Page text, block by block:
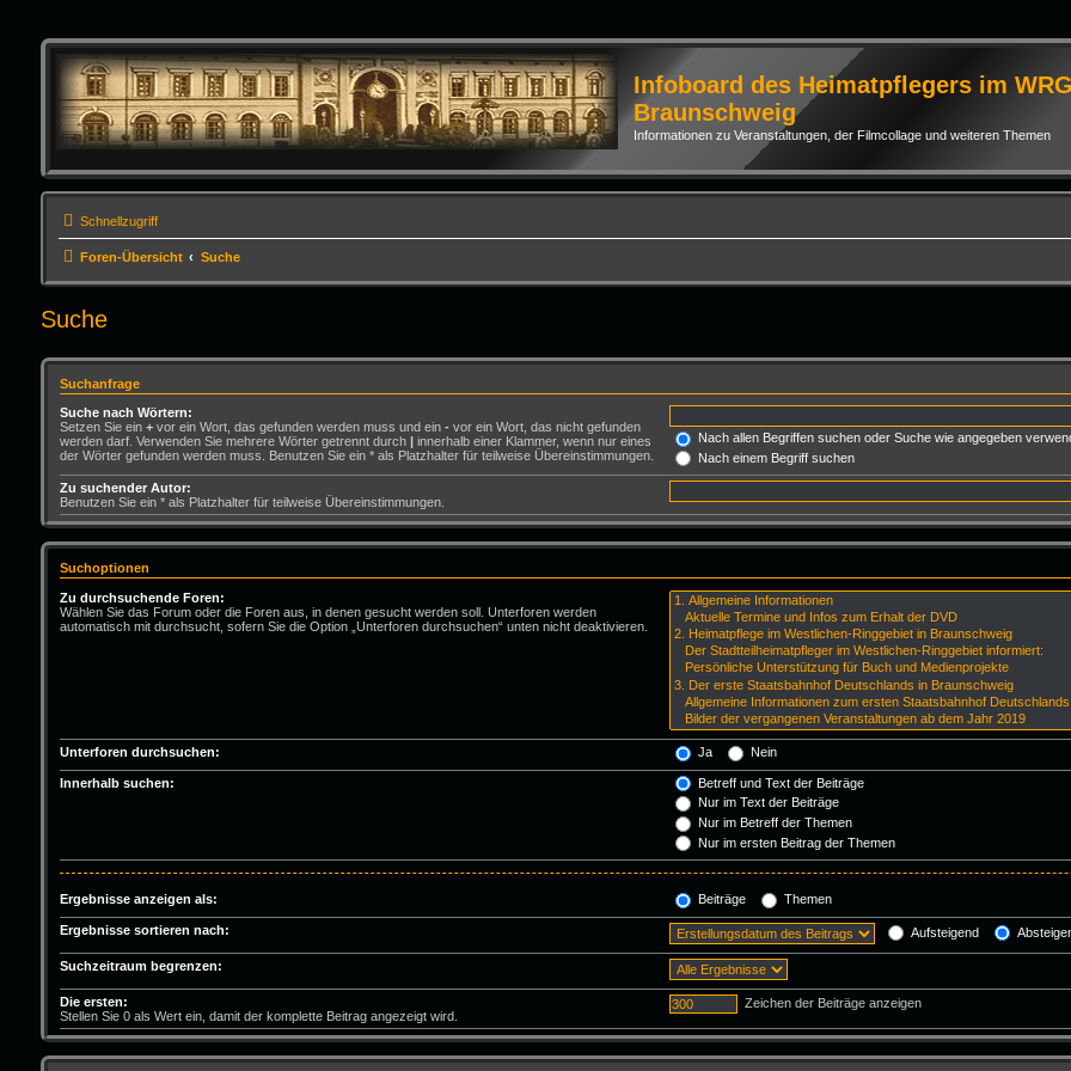
Infoboard des Heimatpflegers im
Braunschweig
Informationen zu Veranstaltungen, der Filmcollage und weiteren Themen
Schnellzugriff
Foren-Übersicht Suche
Suche
Suchanfrage
Suche nach Wörtern:
Setzen Sie ein +vor ein Wort, das gefunden werden muss und ein -vor ein Wort, das nicht gefunden
werden darf. Verwenden Sie mehrere Wörter getrennt durch |innerhalb einer Klammer, wenn nur eines
der Wörter gefunden werden muss. Benutzen Sie ein * als Platzhalter für teilweise Übereinstimmungen.
Nach allen Begriffen suchen oder Suche wie angegeben
Nach einem Begriff suchen
Zu suchender Autor:
Benutzen Sie ein * als Platzhalter für teilweise Übereinstimmungen.
Suchoptionen
Zu durchsuchende Foren:
Wählen Sie das Forum oder die Foren aus, in denen gesucht werden soll. Unterforen werden
automatisch mit durchsucht, sofern Sie die Option „Unterforen durchsuchen“ unten nicht deaktivieren.
Unterforen durchsuchen: Ja Nein
Innerhalb suchen:
Betreff und Text der Beiträge
Nur im Text der Beiträge
Nur im Betreff der Themen
Nur im ersten Beitrag der Themen
Ergebnisse anzeigen als: Beiträge Themen
Ergebnisse sortieren nach: Aufsteigend
Suchzeitraum begrenzen:
Die ersten:
Stellen Sie 0 als Wert ein, damit der komplette Beitrag angezeigt wird.
Zeichen der Beiträge anzeigen